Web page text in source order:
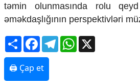
təmin olunmasında rolu
əməkdaşlığının perspektivləri
ShareFacebookTelegramWhatsApp
🖨 Çap et